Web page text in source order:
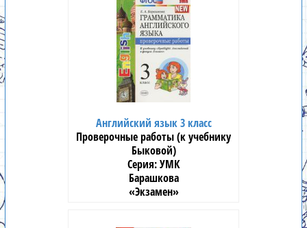
Английский язык 3 класс
Проверочные работы (к учебнику
Быковой)
УМК
Барашкова
«Экзамен»